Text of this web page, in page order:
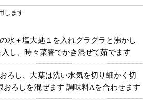
します
水＋塩大匙１を入れグラグラと沸かし
し、時々菜箸でかき混ぜて茹でます
ろし、大葉は洗い水気を切り細かく切
おろしを混ぜます 調味料Aを合わせます